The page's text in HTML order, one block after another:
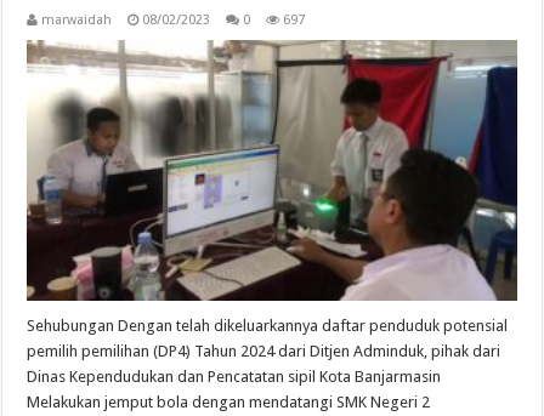
marwaidah 08/02/2023 0 697
Sehubungan Dengan telah dikeluarkannya daftar penduduk potensial
pemilih pemilihan (DP4) Tahun 2024 dari Ditjen Adminduk, pihak dari
Dinas Kependudukan dan Pencatatan sipil Kota Banjarmasin
Melakukan jemput bola dengan mendatangi SMK Negeri 2